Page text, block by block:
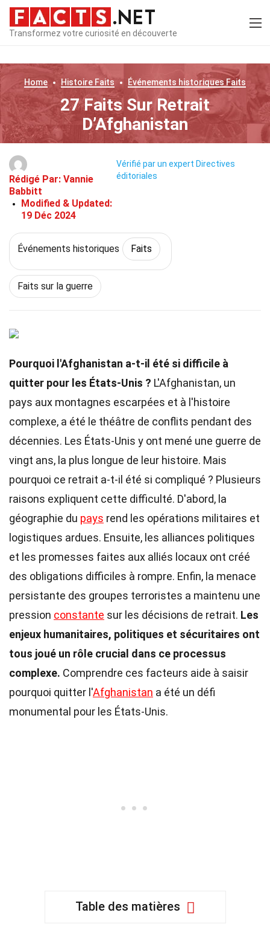
Transformez votre curiosité en découverte
Home Histoire Faits Événements historiques Faits
27 Faits Sur Retrait
D’Afghanistan
Rédigé Par: Vannie
Babbitt
Modified & Updated:
19 Déc 2024
Vérifié par un expert Directives
éditoriales
Événements historiques Faits
Faits sur la guerre
Pourquoi l'Afghanistan a-t-il été si difficile à
quitter pour les États-Unis ? L'Afghanistan, un
pays aux montagnes escarpées et à l'histoire
complexe, a été le théâtre de conflits pendant des
décennies. Les États-Unis y ont mené une guerre de
vingt ans, la plus longue de leur histoire. Mais
pourquoi ce retrait a-t-il été si compliqué ? Plusieurs
raisons expliquent cette difficulté. D'abord, la
géographie du pays rend les opérations militaires et
logistiques ardues. Ensuite, les alliances politiques
et les promesses faites aux alliés locaux ont créé
des obligations difficiles à rompre. Enfin, la menace
persistante des groupes terroristes a maintenu une
pression constante sur les décisions de retrait. Les
enjeux humanitaires, politiques et sécuritaires ont
tous joué un rôle crucial dans ce processus
complexe. Comprendre ces facteurs aide à saisir
pourquoi quitter l'Afghanistan a été un défi
monumental pour les États-Unis.
Table des matières